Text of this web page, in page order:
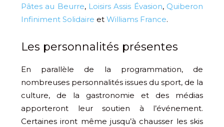
Pâtes au Beurre, Loisirs Assis Évasion, Quiberon
Infiniment Solidaire et Williams France.
Les personnalités présentes
En parallèle de la programmation, de
nombreuses personnalités issues du sport, de la
culture, de la gastronomie et des médias
apporteront leur soutien à l’événement.
Certaines iront même jusqu’à chausser les skis